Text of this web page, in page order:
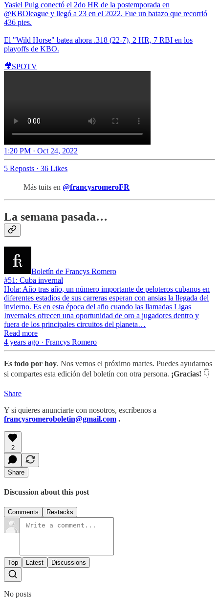
Yasiel Puig conectó el 2do HR de la postemporada en
@KBOleague y llegó a 23 en el 2022. Fue un batazo que recorrió
436 pies.
El "Wild Horse" batea ahora .318 (22-7), 2 HR, 7 RBI en los
playoffs de KBO.
🎥SPOTV
1:20 PM · Oct 24, 2022
5 Reposts · 36 Likes
Más tuits en @francysromeroFR
La semana pasada…
Boletín de Francys Romero
#51: Cuba invernal
Hola: Año tras año, un número importante de peloteros cubanos en
diferentes estadios de sus carreras esperan con ansias la llegada del
invierno. Es en esta época del año cuando las llamadas Ligas
Invernales ofrecen una oportunidad de oro a jugadores dentro y
fuera de los principales circuitos del planeta…
Read more
4 years ago · Francys Romero
Es todo por hoy. Nos vemos el próximo martes. Puedes ayudarnos
si compartes esta edición del boletín con otra persona. ¡Gracias! 👇
Share
Y si quieres anunciarte con nosotros, escríbenos a
francysromeroboletin@gmail.com .
2
Share
Discussion about this post
Comments Restacks
Top Latest Discussions
No posts